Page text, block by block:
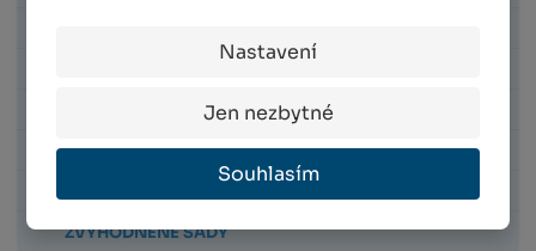
Nastavení
Jen nezbytné
Souhlasím
MAZACÍ TUKY A SPREJE
POUZDRA NA NŮŽKY A PILKY
ZVÝHODNĚNÉ SADY